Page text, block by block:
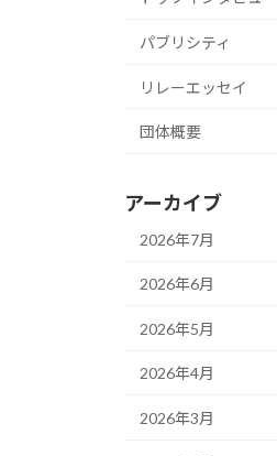
パブリシティ
リレーエッセイ
団体概要
アーカイブ
2026年7月
2026年6月
2026年5月
2026年4月
2026年3月